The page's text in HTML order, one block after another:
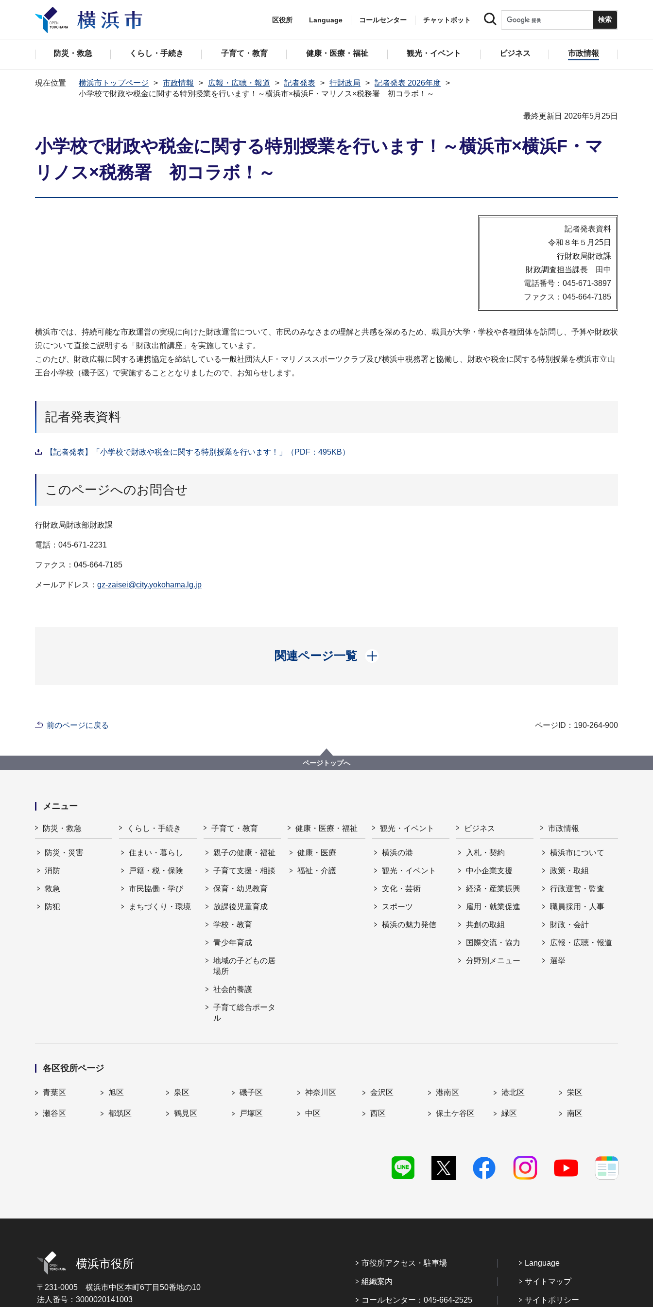
区役所 Language コールセンター チャットボット
防災・救急 くらし・手続き 子育て・教育 健康・医療・福祉 観光・イベント ビジネス 市政情報
現在位置 横浜市トップページ 市政情報 広報・広聴・報道 記者発表 行財政局
記者発表 2026年度
小学校で財政や税金に関する特別授業を行います！～横浜市×横浜F・マリノス×税務署 初コラボ！～
最終更新日 2026年5月25日
小学校で財政や税金に関する特別授業を行います！～横浜市×横浜F・マ
リノス×税務署 初コラボ！～
記者発表資料
令和８年５月25日
行財政局財政課
財政調査担当課長 田中
電話番号：045-671-3897
ファクス：045-664-7185
横浜市では、持続可能な市政運営の実現に向けた財政運営について、市民のみなさまの理解と共感を深めるため、職員が大学・学校や各種団体を訪問し、予算や財政状
況について直接ご説明する「財政出前講座」を実施しています。
このたび、財政広報に関する連携協定を締結している一般社団法人F・マリノススポーツクラブ及び横浜中税務署と協働し、財政や税金に関する特別授業を横浜市立山
王台小学校（磯子区）で実施することとなりましたので、お知らせします。
記者発表資料
【記者発表】「小学校で財政や税金に関する特別授業を行います！」（PDF：495KB）
このページへのお問合せ
行財政局財政部財政課
電話：045-671-2231
ファクス：045-664-7185
メールアドレス： gz-zaisei@city.yokohama.lg.jp
関連ページ一覧
開く
前のページに戻る ページID：190-264-900
ページトップへ
メニュー
防災・救急
防災・災害
消防
救急
防犯
くらし・手続き
住まい・暮らし
戸籍・税・保険
市民協働・学び
まちづくり・環境
子育て・教育
親子の健康・福祉
子育て支援・相談
保育・幼児教育
放課後児童育成
学校・教育
青少年育成
地域の子どもの居
場所
社会的養護
子育て総合ポータ
ル
健康・医療・福祉
健康・医療
福祉・介護
観光・イベント
横浜の港
観光・イベント
文化・芸術
スポーツ
横浜の魅力発信
ビジネス
入札・契約
中小企業支援
経済・産業振興
雇用・就業促進
共創の取組
国際交流・協力
分野別メニュー
市政情報
横浜市について
政策・取組
行政運営・監査
職員採用・人事
財政・会計
広報・広聴・報道
選挙
各区役所ページ
青葉区 旭区 泉区 磯子区 神奈川区 金沢区 港南区 港北区 栄区
瀬谷区 都筑区 鶴見区 戸塚区 中区 西区 保土ケ谷区 緑区 南区
横浜市役所
〒231-0005 横浜市中区本町6丁目50番地の10
法人番号：3000020141003
市役所アクセス・駐車場
組織案内
コールセンター：045-664-2525
Language
サイトマップ
サイトポリシー